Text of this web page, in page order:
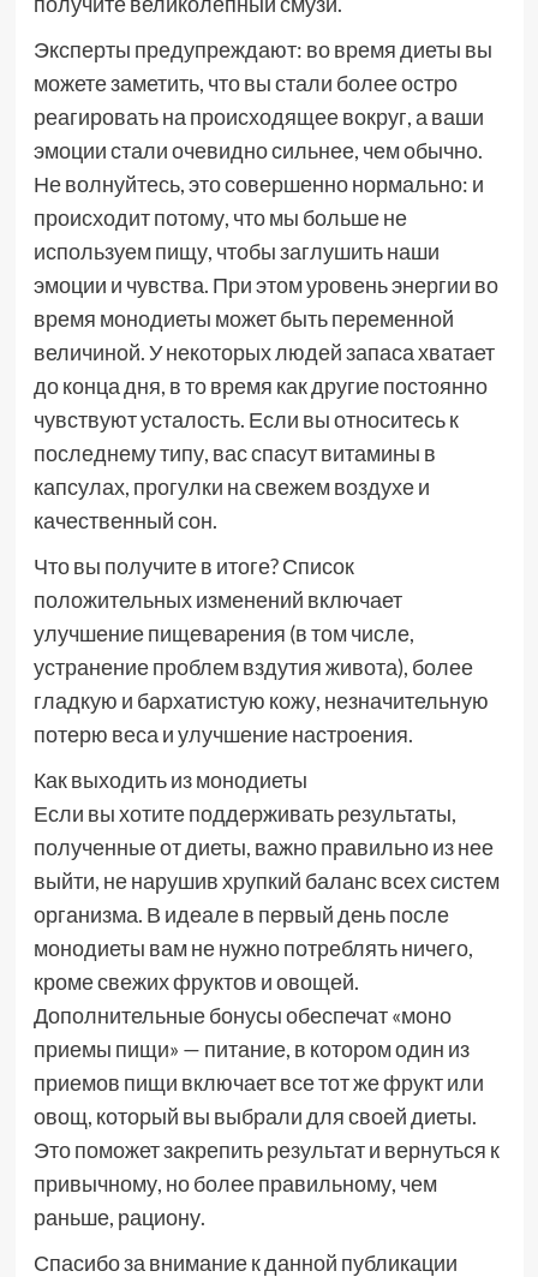
Эксперты предупреждают: во время диеты вы
можете заметить, что вы стали более остро
реагировать на происходящее вокруг, а ваши
эмоции стали очевидно сильнее, чем обычно.
Не волнуйтесь, это совершенно нормально: и
происходит потому, что мы больше не
используем пищу, чтобы заглушить наши
эмоции и чувства. При этом уровень энергии во
время монодиеты может быть переменной
величиной. У некоторых людей запаса хватает
до конца дня, в то время как другие постоянно
чувствуют усталость. Если вы относитесь к
последнему типу, вас спасут витамины в
капсулах, прогулки на свежем воздухе и
качественный сон.
Что вы получите в итоге? Список
положительных изменений включает
улучшение пищеварения (в том числе,
устранение проблем вздутия живота), более
гладкую и бархатистую кожу, незначительную
потерю веса и улучшение настроения.
Как выходить из монодиеты
Если вы хотите поддерживать результаты,
полученные от диеты, важно правильно из нее
выйти, не нарушив хрупкий баланс всех систем
организма. В идеале в первый день после
монодиеты вам не нужно потреблять ничего,
кроме свежих фруктов и овощей.
Дополнительные бонусы обеспечат «моно
приемы пищи» — питание, в котором один из
приемов пищи включает все тот же фрукт или
овощ, который вы выбрали для своей диеты.
Это поможет закрепить результат и вернуться к
привычному, но более правильному, чем
раньше, рациону.
Спасибо за внимание к данной публикации